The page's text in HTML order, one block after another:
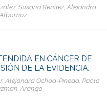
Susana Benítez, Alejandra
EN CÁNCER DE
DE LA EVIDENCIA.
Alejandra Ochoa-Pineda, Paola
Arango